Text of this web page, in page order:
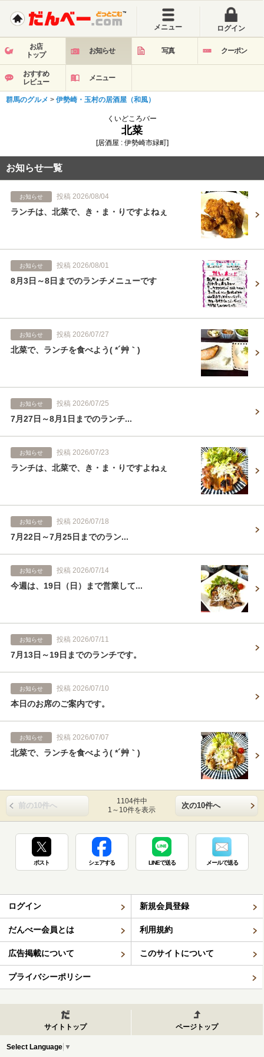
メニュー ログイン
お店
トップ
お知らせ 写真 クーポン
おすすめ
レビュー
メニュー
群馬のグルメ > 伊勢崎・玉村の居酒屋（和風）
くいどころバー
北菜
[居酒屋 : 伊勢崎市緑町]
お知らせ一覧
お知らせ 投稿 2026/08/04
ランチは、北菜で、き・ま・りですよねぇ
お知らせ 投稿 2026/08/01
8月3日～8日までのランチメニューです
お知らせ 投稿 2026/07/27
北菜で、ランチを食べよう( *´艸｀)
お知らせ 投稿 2026/07/25
7月27日～8月1日までのランチ...
お知らせ 投稿 2026/07/23
ランチは、北菜で、き・ま・りですよねぇ
お知らせ 投稿 2026/07/18
7月22日～7月25日までのラン...
お知らせ 投稿 2026/07/14
今週は、19日（日）まで営業して...
お知らせ 投稿 2026/07/11
7月13日～19日までのランチです。
お知らせ 投稿 2026/07/10
本日のお席のご案内です。
お知らせ 投稿 2026/07/07
北菜で、ランチを食べよう( *´艸｀)
前の10件へ
1104件中
1～10件を表示
次の10件へ
ポスト シェアする LINEで送る メールで送る
ログイン 新規会員登録
だんべー会員とは 利用規約
広告掲載について このサイトについて
プライバシーポリシー
サイトトップ ページトップ
Select Language ▼